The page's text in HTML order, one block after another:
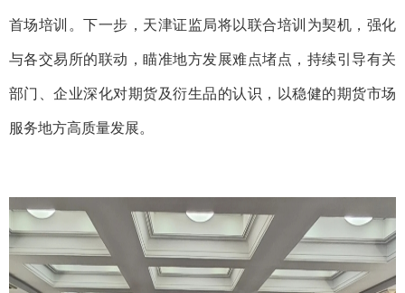
首场培训。下一步，天津证监局将以联合培训为契机，强化
与各交易所的联动，瞄准地方发展难点堵点，持续引导有关
部门、企业深化对期货及衍生品的认识，以稳健的期货市场
服务地方高质量发展。